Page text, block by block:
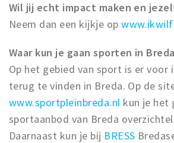
Wil jij echt impact maken en
Neem dan een kijkje op
Waar kun je gaan sporten in
Op het gebied van sport is er voor
terug te vinden in Breda. Op de
www.sportpleinbreda.nl kun je het
sportaanbod van Breda
Daarnaast kun je bij BRESS